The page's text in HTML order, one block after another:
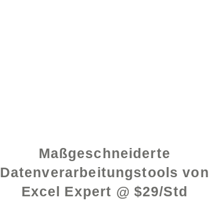
Maßgeschneiderte
Datenverarbeitungstools von
Excel Expert @ $29/Std